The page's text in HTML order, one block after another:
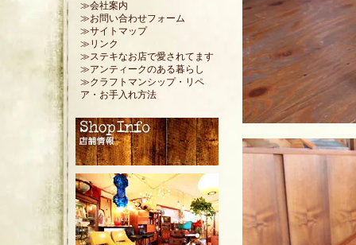
≫会社案内
≫お問い合わせフォーム
≫サイトマップ
≫リンク
≫ステキなお店で愛されてます
≫アンティークのある暮らし
≫クラフトマンシップ・リペ
ア・お手入れ方法